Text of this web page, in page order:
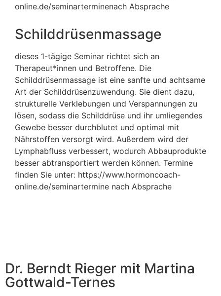
online.de/seminarterminenach Absprache
Schilddrüsenmassage
dieses 1-tägige Seminar richtet sich an
Therapeut*innen und Betroffene. Die
Schilddrüsenmassage ist eine sanfte und achtsame
Art der Schilddrüsenzuwendung. Sie dient dazu,
strukturelle Verklebungen und Verspannungen zu
lösen, sodass die Schilddrüse und ihr umliegendes
Gewebe besser durchblutet und optimal mit
Nährstoffen versorgt wird. Außerdem wird der
Lymphabfluss verbessert, wodurch Abbauprodukte
besser abtransportiert werden können. Termine
finden Sie unter: https://www.hormoncoach-
online.de/seminartermine nach Absprache
Dr. Berndt Rieger mit Martina
Gottwald-Ternes